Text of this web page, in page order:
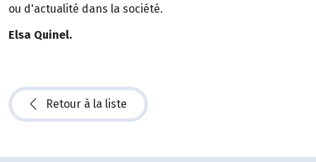
ou d'actualité dans la société.
Elsa Quinel.
Retour à la liste